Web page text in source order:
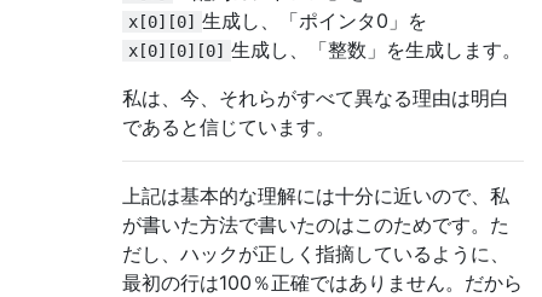
x[0][0] 生成し、「ポインタ0」を
x[0][0][0] 生成し、「整数」を生成します。
私は、今、それらがすべて異なる理由は明白
であると信じています。
上記は基本的な理解には十分に近いので、私
が書いた方法で書いたのはこのためです。た
だし、ハックが正しく指摘しているように、
最初の行は100％正確ではありません。だから